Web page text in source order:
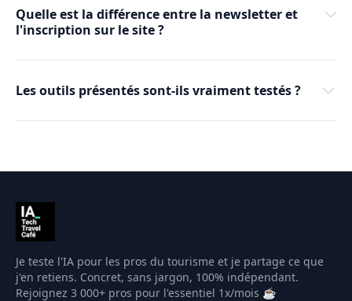
Quelle est la différence entre la newsletter et
l'inscription sur le site ?
Les outils présentés sont-ils vraiment testés ?
Je teste l'IA pour les pros du tourisme et je partage ce que
j'en retiens. Concret, sans jargon, 100% indépendant.
Rejoignez 3 000+ pros pour l'essentiel 1x/mois ☕️